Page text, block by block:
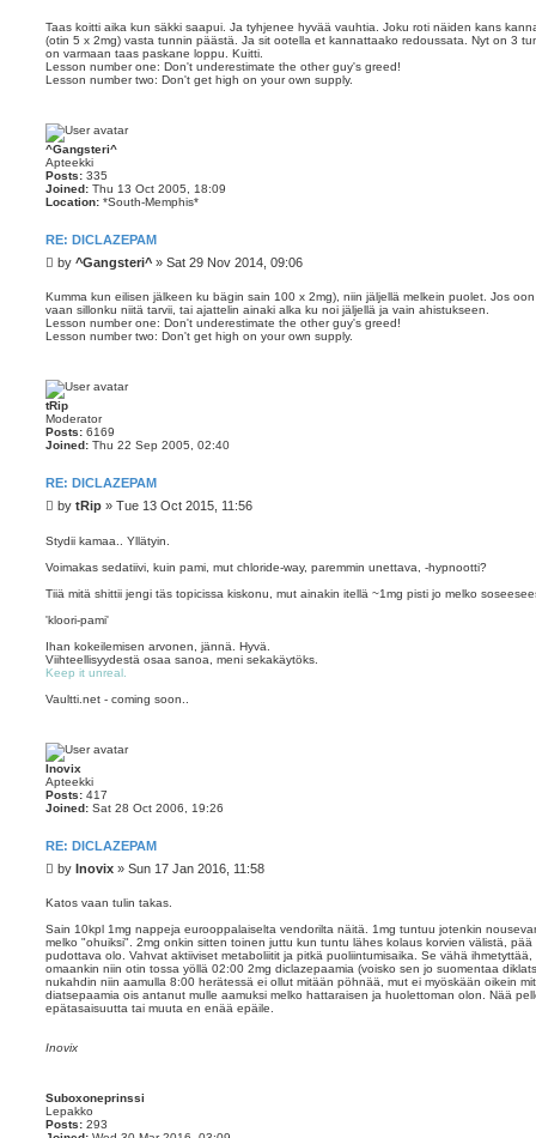
s
t
Taas koitti aika kun säkki saapui. Ja tyhjenee hyvää vauhtia. Joku roti näiden kans
(otin 5 x 2mg) vasta tunnin päästä. Ja sit ootella et kannattaako redoussata. Nyt on 3
on varmaan taas paskane loppu. Kuitti.
Lesson number one: Don't underestimate the other guy's greed!
Lesson number two: Don't get high on your own supply.
^Gangsteri^
Apteekki
Posts: 335
Joined: Thu 13 Oct 2005, 18:09
Location: *South-Memphis*
RE: DICLAZEPAM
P
s
t
by ^Gangsteri^ » Sat 29 Nov 2014, 09:06
Kumma kun eilisen jälkeen ku bägin sain 100 x 2mg), niin jäljellä melkein puolet. Jos
vaan sillonku niitä tarvii, tai ajattelin ainaki alka ku noi jäljellä ja vain ahistukseen.
Lesson number one: Don't underestimate the other guy's greed!
Lesson number two: Don't get high on your own supply.
tRip
Moderator
Posts: 6169
Joined: Thu 22 Sep 2005, 02:40
RE: DICLAZEPAM
P
s
by tRip » Tue 13 Oct 2015, 11:56
Stydii kamaa.. Yllätyin.
Voimakas sedatiivi, kuin pami, mut chloride-way, paremmin unettava, -hypnootti?
Tiiä mitä shittii jengi täs topicissa kiskonu, mut ainakin itellä ~1mg pisti jo melko
'kloori-pami'
Ihan kokeilemisen arvonen, jännä. Hyvä.
Viihteellisyydestä osaa sanoa, meni sekakäytöks.
Keep it unreal.
Vaultti.net - coming soon..
Inovix
Apteekki
Posts: 417
Joined: Sat 28 Oct 2006, 19:26
RE: DICLAZEPAM
P
s
by Inovix » Sun 17 Jan 2016, 11:58
Katos vaan tulin takas.
Sain 10kpl 1mg nappeja eurooppalaiselta vendorilta näitä. 1mg tuntuu jotenkin
melko "ohuiksi". 2mg onkin sitten toinen juttu kun tuntu lähes kolaus korvien välistä,
pudottava olo. Vahvat aktiiviset metaboliitit ja pitkä puoliintumisaika. Se vähä
omaankin niin otin tossa yöllä 02:00 2mg diclazepaamia (voisko sen jo suomentaa
nukahdin niin aamulla 8:00 herätessä ei ollut mitään pöhnää, mut ei myöskään oikein
diatsepaamia ois antanut mulle aamuksi melko hattaraisen ja huolettoman olon. Nää
epätasaisuutta tai muuta en enää epäile.
Inovix
Suboxoneprinssi
Lepakko
Posts: 293